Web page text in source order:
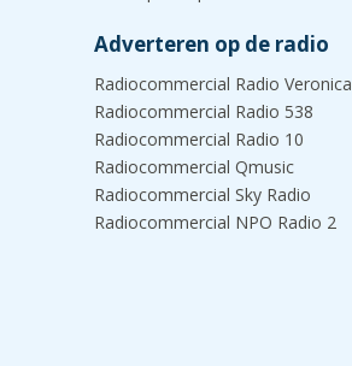
Adverteren op de radio
Radiocommercial Radio Veronica
Radiocommercial Radio 538
Radiocommercial Radio 10
Radiocommercial Qmusic
Radiocommercial Sky Radio
Radiocommercial NPO Radio 2